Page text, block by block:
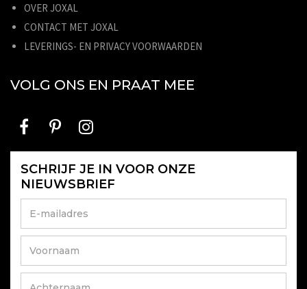
OVER JOXAL
CONTACT MET JOXAL
LEVERINGS- EN PRIVACY VOORWAARDEN
VOLG ONS EN PRAAT MEE
SCHRIJF JE IN VOOR ONZE
NIEUWSBRIEF